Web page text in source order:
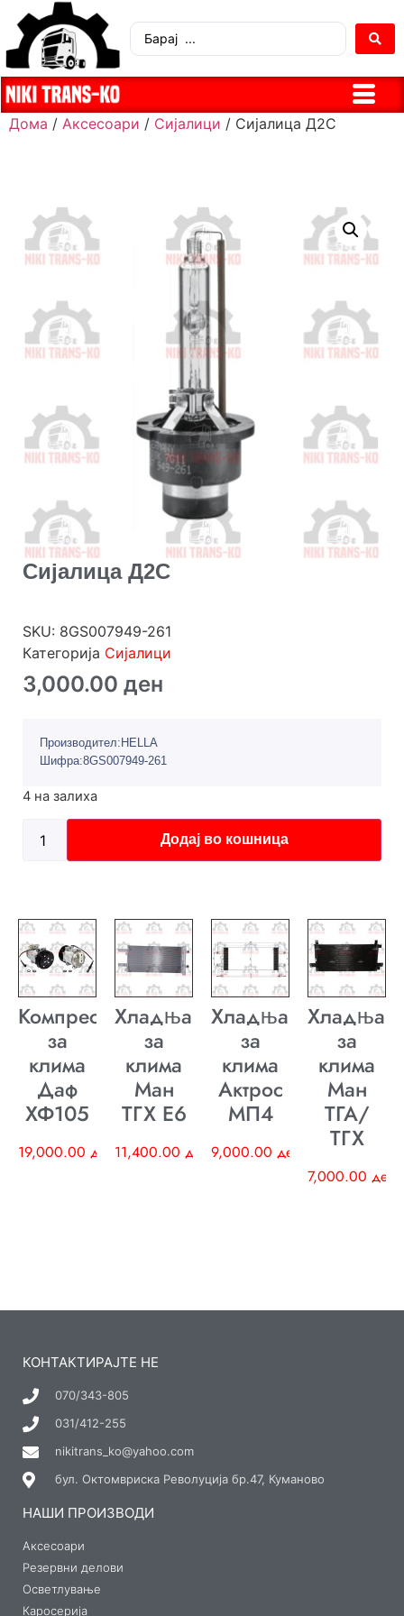
Дома / Аксесоари / Сијалици / Сијалица Д2С
Сијалица Д2С
SKU: 8GS007949-261
Категорија Сијалици
3,000.00 ден
Производител:HELLA
Шифра:8GS007949-261
4 на залиха
Додај во кошница
Компресор
за
клима
Даф
ХФ105
19,000.00 ден
Хладњак
за
клима
Ман
ТГХ E6
11,400.00 ден
Хладњак
за
клима
Актрос
МП4
9,000.00 ден
Хладњак
за
клима
Ман
ТГА/
ТГХ
7,000.00 ден
КОНТАКТИРАЈТЕ НЕ
070/343-805
031/412-255
nikitrans_ko@yahoo.com
бул. Октомвриска Револуција бр.47, Куманово
НАШИ ПРОИЗВОДИ
Аксесоари
Резервни делови
Осветлување
Каросерија